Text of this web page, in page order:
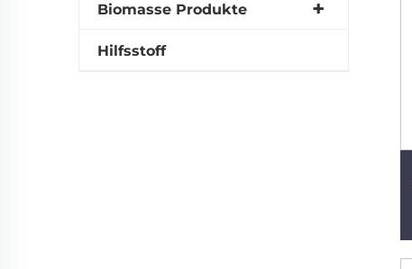
Biomasse Produkte
Hilfsstoff